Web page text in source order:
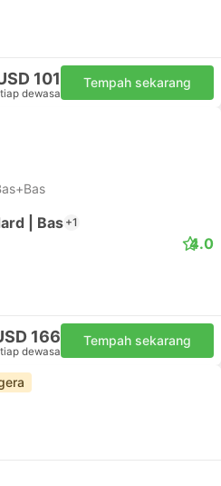
101
dewasa
Tempah sekarang
| Bas +1
4.0
166
dewasa
Tempah sekarang